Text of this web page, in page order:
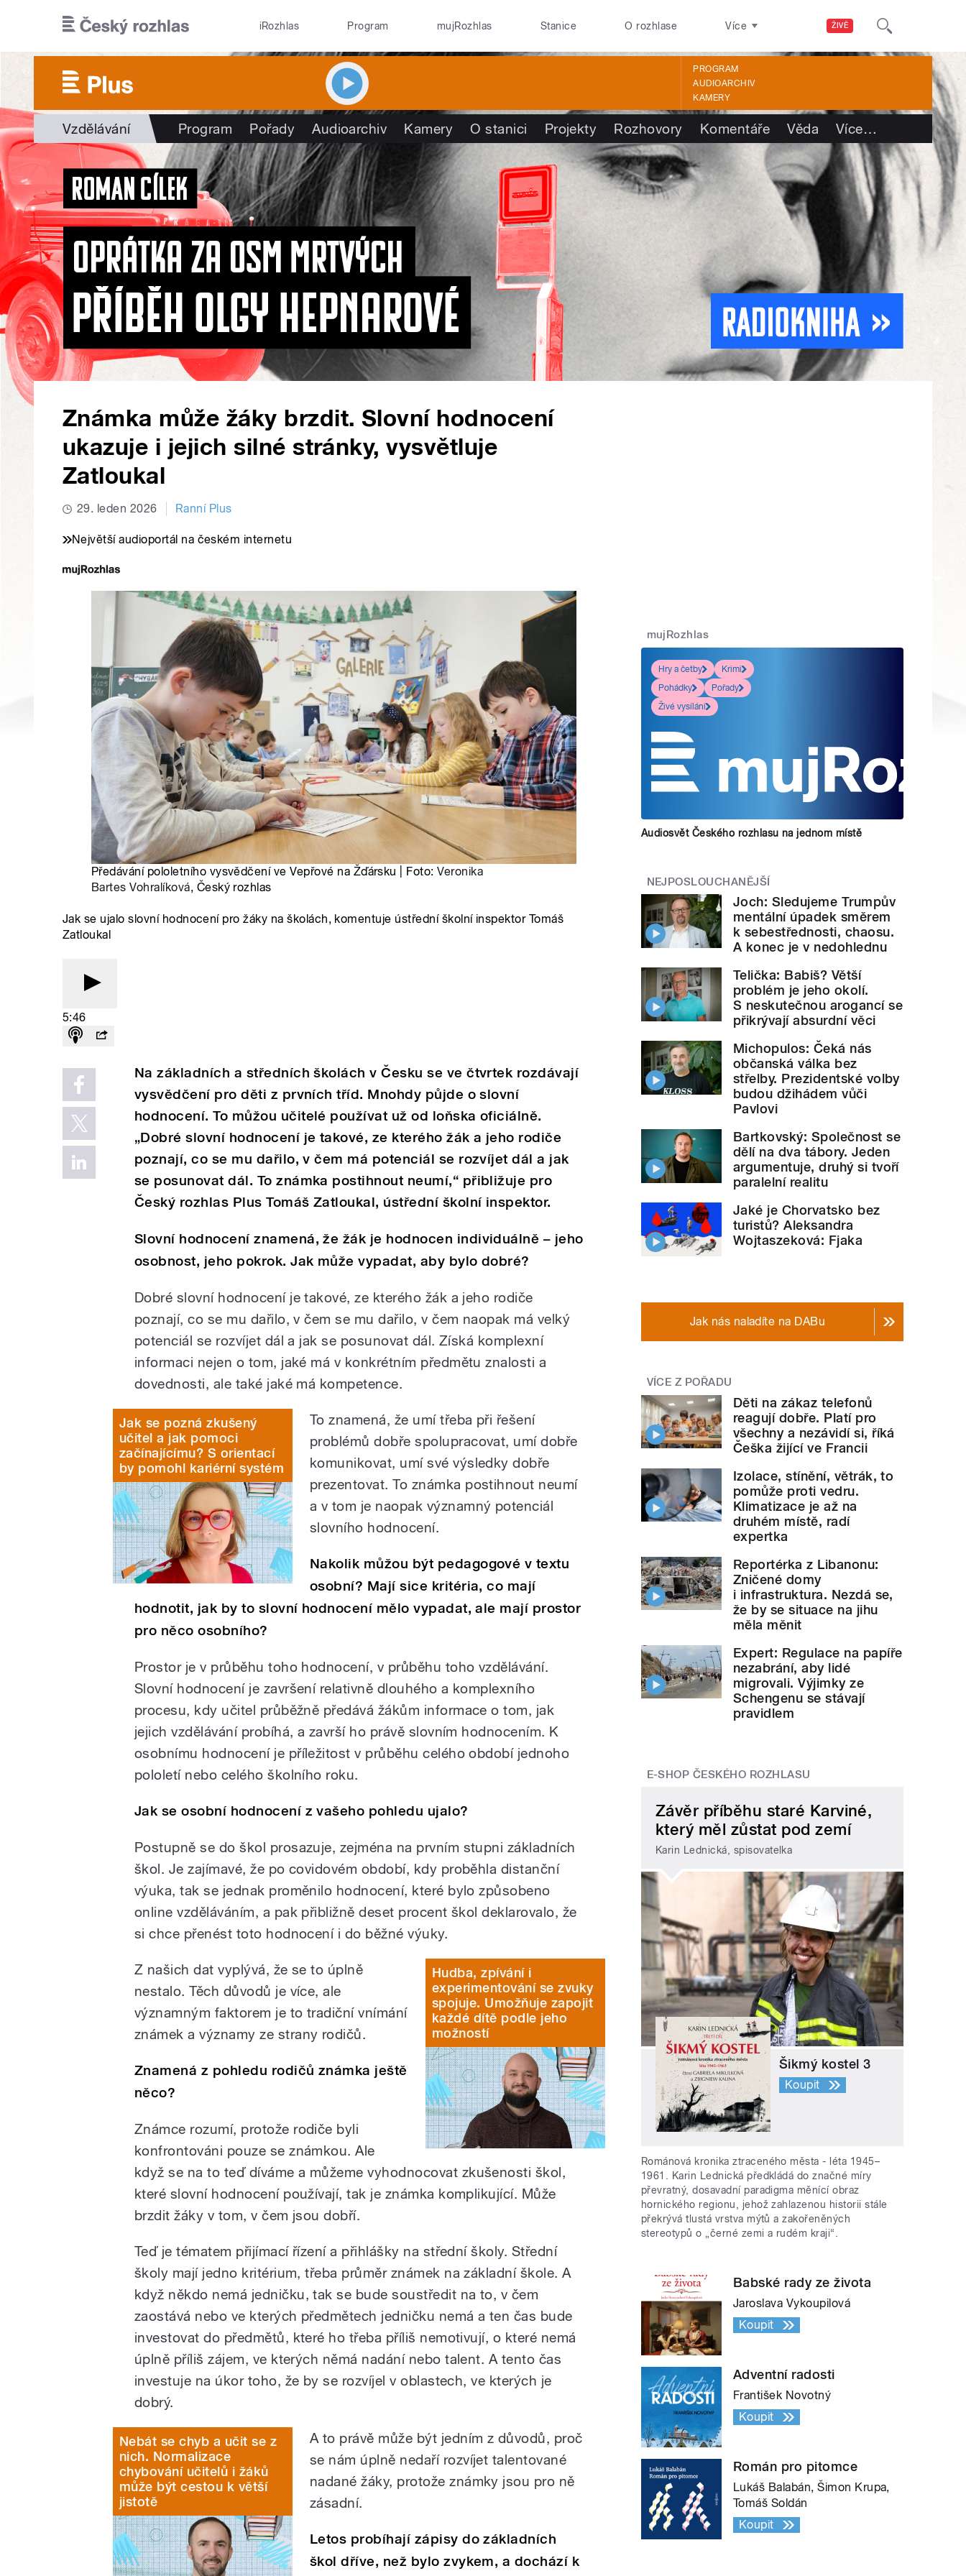
ŽIVĚ
iRozhlas Program mujRozhlas Stanice O rozhlase Více
PROGRAM
AUDIOARCHIV
KAMERY
Vzdělávání Program Pořady Audioarchiv Kamery O stanici Projekty Rozhovory Komentáře Věda Více…
Známka může žáky brzdit. Slovní hodnocení
ukazuje i jejich silné stránky, vysvětluje
Zatloukal
29. leden 2026 Ranní Plus
Největší audioportál na českém internetu
Předávání pololetního vysvědčení ve Vepřové na Žďársku | Foto:Veronika
Bartes Vohralíková, Český rozhlas
Jak se ujalo slovní hodnocení pro žáky na školách, komentuje ústřední školní inspektor Tomáš
Zatloukal
5:46
Na základních a středních školách v Česku se ve čtvrtek rozdávají
vysvědčení pro děti z prvních tříd. Mnohdy půjde o slovní
hodnocení. To můžou učitelé používat už od loňska oficiálně.
„Dobré slovní hodnocení je takové, ze kterého žák a jeho rodiče
poznají, co se mu dařilo, v čem má potenciál se rozvíjet dál a jak
se posunovat dál. To známka postihnout neumí,“ přibližuje pro
Český rozhlas Plus Tomáš Zatloukal, ústřední školní inspektor.
Slovní hodnocení znamená, že žák je hodnocen individuálně – jeho
osobnost, jeho pokrok. Jak může vypadat, aby bylo dobré?
Dobré slovní hodnocení je takové, ze kterého žák a jeho rodiče
poznají, co se mu dařilo, v čem se mu dařilo, v čem naopak má velký
potenciál se rozvíjet dál a jak se posunovat dál. Získá komplexní
informaci nejen o tom, jaké má v konkrétním předmětu znalosti a
dovednosti, ale také jaké má kompetence.
Jak se pozná zkušený
učitel a jak pomoci
začínajícímu? S orientací
by pomohl kariérní systém
To znamená, že umí třeba při řešení
problémů dobře spolupracovat, umí dobře
komunikovat, umí své výsledky dobře
prezentovat. To známka postihnout neumí
a v tom je naopak významný potenciál
slovního hodnocení.
Nakolik můžou být pedagogové v textu
osobní? Mají sice kritéria, co mají
hodnotit, jak by to slovní hodnocení mělo vypadat, ale mají prostor
pro něco osobního?
Prostor je v průběhu toho hodnocení, v průběhu toho vzdělávání.
Slovní hodnocení je završení relativně dlouhého a komplexního
procesu, kdy učitel průběžně předává žákům informace o tom, jak
jejich vzdělávání probíhá, a završí ho právě slovním hodnocením. K
osobnímu hodnocení je příležitost v průběhu celého období jednoho
pololetí nebo celého školního roku.
Jak se osobní hodnocení z vašeho pohledu ujalo?
Postupně se do škol prosazuje, zejména na prvním stupni základních
škol. Je zajímavé, že po covidovém období, kdy proběhla distanční
výuka, tak se jednak proměnilo hodnocení, které bylo způsobeno
online vzděláváním, a pak přibližně deset procent škol deklarovalo, že
si chce přenést toto hodnocení i do běžné výuky.
Hudba, zpívání i
experimentování se zvuky
spojuje. Umožňuje zapojit
každé dítě podle jeho
možností
Z našich dat vyplývá, že se to úplně
nestalo. Těch důvodů je více, ale
významným faktorem je to tradiční vnímání
známek a významy ze strany rodičů.
Znamená z pohledu rodičů známka ještě
něco?
Známce rozumí, protože rodiče byli
konfrontováni pouze se známkou. Ale
když se na to teď díváme a můžeme vyhodnocovat zkušenosti škol,
které slovní hodnocení používají, tak je známka komplikující. Může
brzdit žáky v tom, v čem jsou dobří.
Teď je tématem přijímací řízení a přihlášky na střední školy. Střední
školy mají jedno kritérium, třeba průměr známek na základní škole. A
když někdo nemá jedničku, tak se bude soustředit na to, v čem
zaostává nebo ve kterých předmětech jedničku nemá a ten čas bude
investovat do předmětů, které ho třeba příliš nemotivují, o které nemá
úplně příliš zájem, ve kterých němá nadání nebo talent. A tento čas
investuje na úkor toho, že by se rozvíjel v oblastech, ve kterých je
dobrý.
Nebát se chyb a učit se z
nich. Normalizace
chybování učitelů i žáků
může být cestou k větší
jistotě
A to právě může být jedním z důvodů, proč
se nám úplně nedaří rozvíjet talentované
nadané žáky, protože známky jsou pro ně
zásadní.
Letos probíhají zápisy do základních
škol dříve, než bylo zvykem, a dochází k
mujRozhlas
Hry a četby
Krimi
Pohádky
Pořady
Živé vysílání
Audiosvět Českého rozhlasu na jednom místě
NEJPOSLOUCHANĚJŠÍ
Joch: Sledujeme Trumpův
mentální úpadek směrem
k sebestřednosti, chaosu.
A konec je v nedohlednu
Telička: Babiš? Větší
problém je jeho okolí.
S neskutečnou arogancí se
přikrývají absurdní věci
Michopulos: Čeká nás
občanská válka bez
střelby. Prezidentské volby
budou džihádem vůči
Pavlovi
Bartkovský: Společnost se
dělí na dva tábory. Jeden
argumentuje, druhý si tvoří
paralelní realitu
Jaké je Chorvatsko bez
turistů? Aleksandra
Wojtaszeková: Fjaka
Jak nás naladíte na DABu
VÍCE Z POŘADU
Děti na zákaz telefonů
reagují dobře. Platí pro
všechny a nezávidí si, říká
Češka žijící ve Francii
Izolace, stínění, větrák, to
pomůže proti vedru.
Klimatizace je až na
druhém místě, radí
expertka
Reportérka z Libanonu:
Zničené domy
i infrastruktura. Nezdá se,
že by se situace na jihu
měla měnit
Expert: Regulace na papíře
nezabrání, aby lidé
migrovali. Výjimky ze
Schengenu se stávají
pravidlem
E-SHOP ČESKÉHO ROZHLASU
Závěr příběhu staré Karviné,
který měl zůstat pod zemí
Karin Lednická, spisovatelka
Šikmý kostel 3
Koupit
Románová kronika ztraceného města - léta 1945–
1961. Karin Lednická předkládá do značné míry
převratný, dosavadní paradigma měnící obraz
hornického regionu, jehož zahlazenou historii stále
překrývá tlustá vrstva mýtů a zakořeněných
stereotypů o „černé zemi a rudém kraji“.
Babské rady ze života
Jaroslava Vykoupilová
Koupit
Adventní radosti
František Novotný
Koupit
Román pro pitomce
Lukáš Balabán, Šimon Krupa,
Tomáš Soldán
Koupit